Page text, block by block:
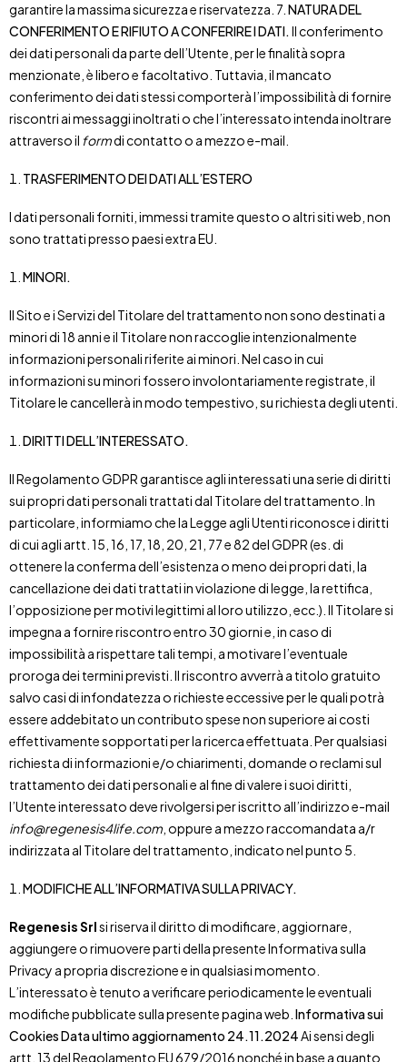
garantire la massima sicurezza e riservatezza. 7. NATURA DEL
CONFERIMENTO E RIFIUTO A CONFERIRE I DATI. Il conferimento
dei dati personali da parte dell’Utente, per le finalità sopra
menzionate, è libero e facoltativo. Tuttavia, il mancato
conferimento dei dati stessi comporterà l’impossibilità di fornire
riscontri ai messaggi inoltrati o che l’interessato intenda inoltrare
attraverso il formdi contatto o a mezzo e-mail.
TRASFERIMENTO DEI DATI ALL’ESTERO
I dati personali forniti, immessi tramite questo o altri siti web, non
sono trattati presso paesi extra EU.
MINORI.
Il Sito e i Servizi del Titolare del trattamento non sono destinati a
minori di 18 anni e il Titolare non raccoglie intenzionalmente
informazioni personali riferite ai minori. Nel caso in cui
informazioni su minori fossero involontariamente registrate, il
Titolare le cancellerà in modo tempestivo, su richiesta degli utenti.
DIRITTI DELL’INTERESSATO.
Il Regolamento GDPR garantisce agli interessati una serie di diritti
sui propri dati personali trattati dal Titolare del trattamento. In
particolare, informiamo che la Legge agli Utenti riconosce i diritti
di cui agli artt. 15, 16, 17, 18, 20, 21, 77 e 82 del GDPR (es. di
ottenere la conferma dell’esistenza o meno dei propri dati, la
cancellazione dei dati trattati in violazione di legge, la rettifica,
l’opposizione per motivi legittimi al loro utilizzo, ecc.). Il Titolare si
impegna a fornire riscontro entro 30 giorni e, in caso di
impossibilità a rispettare tali tempi, a motivare l’eventuale
proroga dei termini previsti. Il riscontro avverrà a titolo gratuito
salvo casi di infondatezza o richieste eccessive per le quali potrà
essere addebitato un contributo spese non superiore ai costi
effettivamente sopportati per la ricerca effettuata. Per qualsiasi
richiesta di informazioni e/o chiarimenti, domande o reclami sul
trattamento dei dati personali e al fine di valere i suoi diritti,
l’Utente interessato deve rivolgersi per iscritto all’indirizzo e-mail
info@regenesis4life.com , oppure a mezzo raccomandata a/r
indirizzata al Titolare del trattamento, indicato nel punto 5.
MODIFICHE ALL’INFORMATIVA SULLA PRIVACY.
Regenesis Srlsi riserva il diritto di modificare, aggiornare,
aggiungere o rimuovere parti della presente Informativa sulla
Privacy a propria discrezione e in qualsiasi momento.
L’interessato è tenuto a verificare periodicamente le eventuali
modifiche pubblicate sulla presente pagina web. Informativa sui
CookiesData ultimo aggiornamento 24.11.2024Ai sensi degli
artt. 13 del Regolamento EU 679/2016 nonché in base a quanto